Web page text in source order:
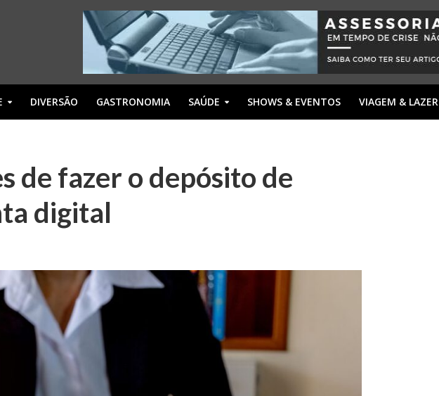
DIVERSÃO GASTRONOMIA SAÚDE SHOWS & EVENTOS VIAGEM & LAZER
de fazer o depósito de
digital